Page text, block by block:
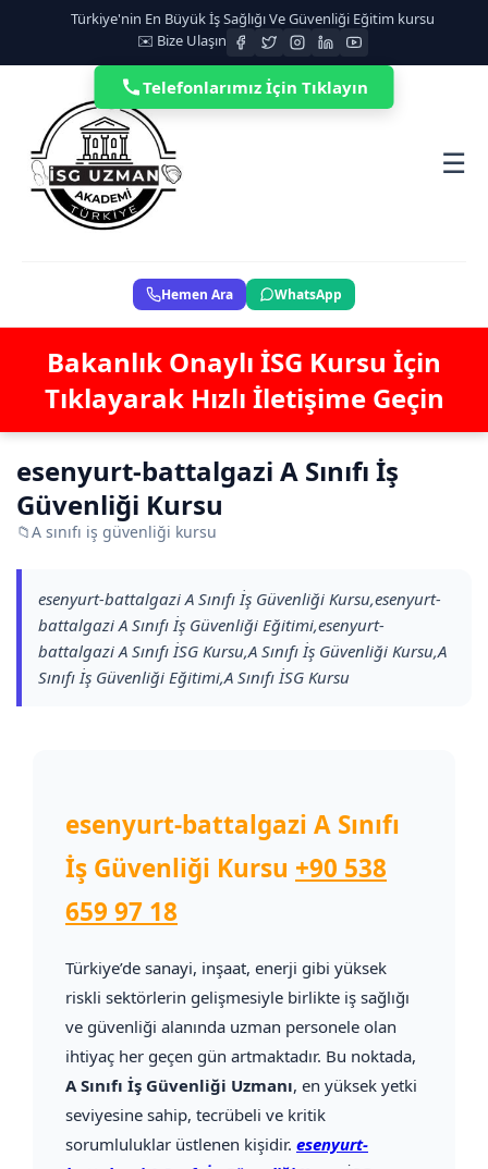
Türkiye'nin En Büyük İş Sağlığı Ve Güvenliği Eğitim kursu
✉️ Bize Ulaşın
☰
Hemen Ara WhatsApp
Bakanlık Onaylı İSG Kursu İçin
Tıklayarak Hızlı İletişime Geçin
esenyurt-battalgazi A Sınıfı İş
Güvenliği Kursu
📁A sınıfı iş güvenliği kursu
esenyurt-battalgazi A Sınıfı İş Güvenliği Kursu,esenyurt-
battalgazi A Sınıfı İş Güvenliği Eğitimi,esenyurt-
battalgazi A Sınıfı İSG Kursu,A Sınıfı İş Güvenliği Kursu,A
Sınıfı İş Güvenliği Eğitimi,A Sınıfı İSG Kursu
esenyurt-battalgazi A Sınıfı
İş Güvenliği Kursu +90 538
659 97 18
Türkiye’de sanayi, inşaat, enerji gibi yüksek
riskli sektörlerin gelişmesiyle birlikte iş sağlığı
ve güvenliği alanında uzman personele olan
ihtiyaç her geçen gün artmaktadır. Bu noktada,
A Sınıfı İş Güvenliği Uzmanı, en yüksek yetki
seviyesine sahip, tecrübeli ve kritik
sorumluluklar üstlenen kişidir. esenyurt-
Telefonlarımız İçin Tıklayın